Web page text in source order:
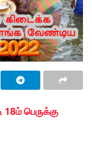
பெருக்கு